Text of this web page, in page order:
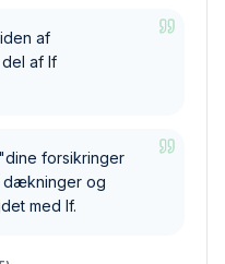
af
af If
forsikringer
dækninger og
med If.